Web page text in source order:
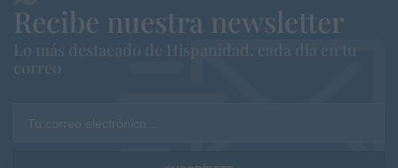
Recibe nuestra newsletter
Lo más destacado de Hispanidad, cada dia en tu
correo
Tu correo electrónico...